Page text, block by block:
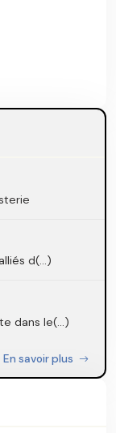
d(...)
dans le(...)
En savoir plus